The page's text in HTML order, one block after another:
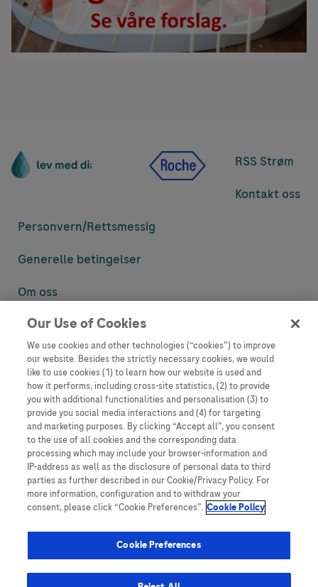
RSS Strøm
Kontakt oss
Personvern/Rettsmessig
Generelle betingelser
Om oss
Denne nettsiden inneholder informasjon som er målsatt til en stor
informasjon som ellers ikke er tilgjengelig eller gyldig i ditt land.
Vennligst vær oppmerksom på at vi ikke tar noe ansvar for tilgang til
informasjon som muligens ikke er i samsvar med noen gyldig juridisk
prosess, regulering, registrering eller bruk i bostedslandet ditt.
Roche har ikke alltid mulighet til å kvalitetssikre andres innlegg, men
vil fjerne villedende eller upassende innlegg så langt det lar seg gjøre.
Vi har ikke ansvar for innhold på eksterne nettsider som det lenkes til.
Kopiering av materiale fra dette nettstedet for bruk annet sted er ikke
tillatt uten avtale. Nettstedet selger plass til annonsører, og slikt
innhold er merket.
Dette nettstedet er ikke beregnet for å rapportere bivirkninger eller
hendelse, se www.accu-chek.no.
© 2025, Roche. Alle rettigheter forbeholdt.
Our Use of Cookies
We use cookies and other technologies (“cookies”) to improve
our website. Besides the strictly necessary cookies, we would
like to use cookies (1) to learn how our website is used and
how it performs, including cross-site statistics, (2) to provide
you with additional functionalities and personalisation (3) to
provide you social media interactions and (4) for targeting
and marketing purposes. By clicking “Accept all”, you consent
to the use of all cookies and the corresponding data
processing which may include your browser-information and
IP-address as well as the disclosure of personal data to third
parties as further described in our Cookie/Privacy Policy. For
more information, configuration and to withdraw your
consent, please click “Cookie Preferences”. Cookie Policy
Cookie Preferences